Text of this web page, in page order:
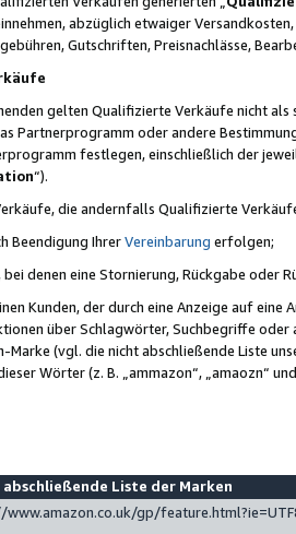
abzüglich etwaiger
Gutschriften, Preisnachlässe,
gelten Qualifizierte Verkäufe nicht
Partnerprogramm oder andere
festlegen, einschließlich der
“).
die andernfalls Qualifizierte
Beendigung IhrerVereinbarung erfolgen;
denen eine Stornierung, Rückgabe oder
Kunden, der durch eine Anzeige auf
über Schlagwörter, Suchbegriffe
Marke (vgl. die nicht abschließende Liste
Wörter (z. B. „ammazon“, „amaozn“
Liste der Marken
gp/